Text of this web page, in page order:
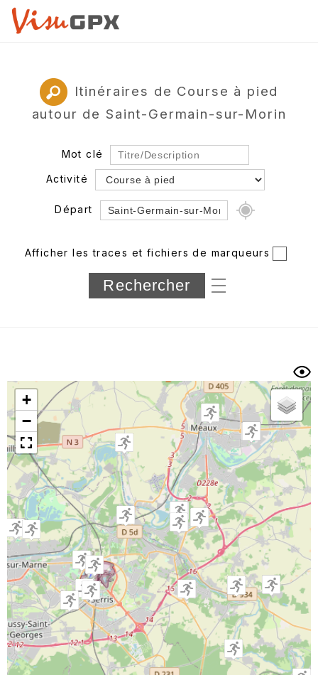
Itinéraires de Course à pied
autour de Saint-Germain-sur-Morin
Mot clé
Activité
Départ
Département
Longueur min/max
Trier par
Horodatage Photos
Afficher les traces et fichiers de marqueurs
+
−